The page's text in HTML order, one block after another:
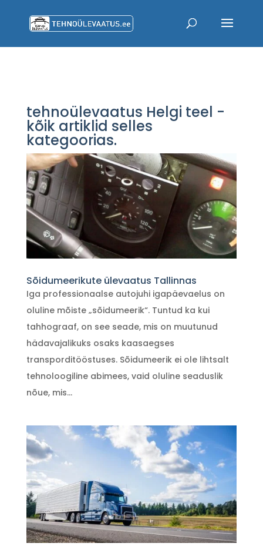
tehnoülevaatus Helgi teel -
kõik artiklid selles
kategoorias.
Sõidumeerikute ülevaatus Tallinnas
Iga professionaalse autojuhi igapäevaelus on
oluline mõiste „sõidumeerik“. Tuntud ka kui
tahhograaf, on see seade, mis on muutunud
hädavajalikuks osaks kaasaegses
transporditööstuses. Sõidumeerik ei ole lihtsalt
tehnoloogiline abimees, vaid oluline seaduslik
nõue, mis...